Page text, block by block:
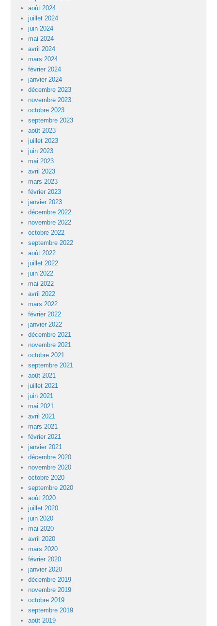
août 2024
juillet 2024
juin 2024
mai 2024
avril 2024
mars 2024
février 2024
janvier 2024
décembre 2023
novembre 2023
octobre 2023
septembre 2023
août 2023
juillet 2023
juin 2023
mai 2023
avril 2023
mars 2023
février 2023
janvier 2023
décembre 2022
novembre 2022
octobre 2022
septembre 2022
août 2022
juillet 2022
juin 2022
mai 2022
avril 2022
mars 2022
février 2022
janvier 2022
décembre 2021
novembre 2021
octobre 2021
septembre 2021
août 2021
juillet 2021
juin 2021
mai 2021
avril 2021
mars 2021
février 2021
janvier 2021
décembre 2020
novembre 2020
octobre 2020
septembre 2020
août 2020
juillet 2020
juin 2020
mai 2020
avril 2020
mars 2020
février 2020
janvier 2020
décembre 2019
novembre 2019
octobre 2019
septembre 2019
août 2019